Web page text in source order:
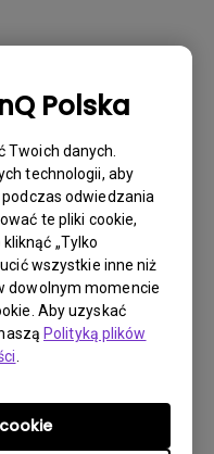
Polska
Twoich danych.
technologii, aby
odwiedzania
te pliki cookie,
„Tylko
wszystkie inne niż
dowolnym momencie
Aby uzyskać
Polityką plików
ten rodzaj obsługi,
dla Twojego
musisz
podać wszystkie
produktu, usterki
zrobić na
BenQ odpowiedniej
Zespół Wsparcia
za pośrednictwem
potwierdzi